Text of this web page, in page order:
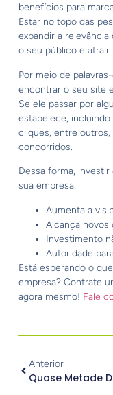
benefícios para
Estar no topo das
expandir a
o seu público e atrair
Por meio de
encontrar o seu site
Se ele passar por
estabelece,
cliques, entre outros,
concorridos.
Dessa forma,
sua empresa:
Aumenta a
Alcança novos
Investimento
Autoridade
Está esperando o
empresa? Contrate
agora mesmo! Fale
Anterior